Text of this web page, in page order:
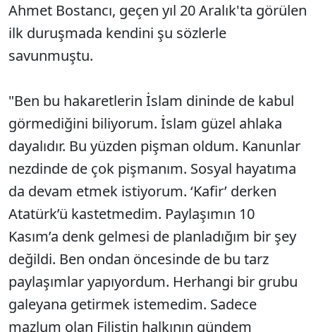
Ahmet Bostancı, geçen yıl 20 Aralık'ta görülen
ilk duruşmada kendini şu sözlerle
savunmuştu.
"Ben bu hakaretlerin İslam dininde de kabul
görmediğini biliyorum. İslam güzel ahlaka
dayalıdır. Bu yüzden pişman oldum. Kanunlar
nezdinde de çok pişmanım. Sosyal hayatıma
da devam etmek istiyorum. ‘Kafir’ derken
Atatürk’ü kastetmedim. Paylaşımın 10
Kasım’a denk gelmesi de planladığım bir şey
değildi. Ben ondan öncesinde de bu tarz
paylaşımlar yapıyordum. Herhangi bir grubu
galeyana getirmek istemedim. Sadece
mazlum olan Filistin halkının gündem